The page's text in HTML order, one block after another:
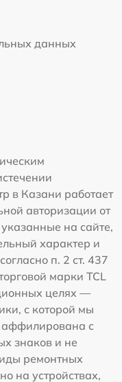
данных
в Казани работает
авторизации от
на сайте,
характер и
п. 2 ст. 437
марки TCL
целях —
с которой мы
аффилирована с
знаков и не
ремонтных
на устройствах,